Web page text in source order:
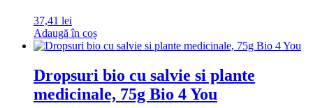
37,41 lei
Adaugă în coș
Dropsuri bio cu salvie si plante
medicinale, 75g Bio 4 You